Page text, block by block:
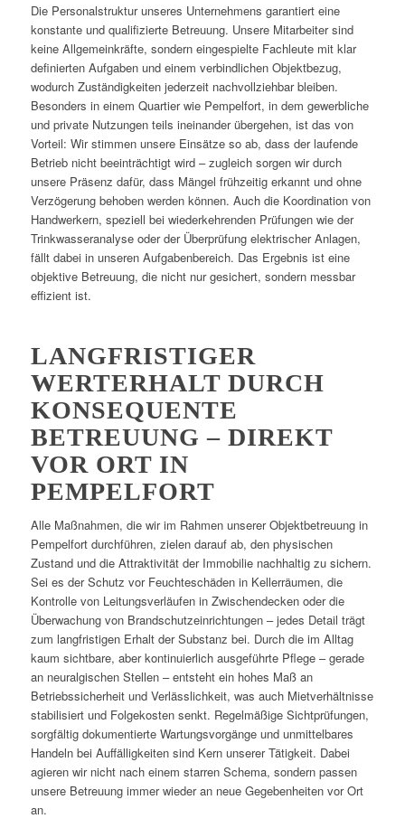
Die Personalstruktur unseres Unternehmens garantiert eine
konstante und qualifizierte Betreuung. Unsere Mitarbeiter sind
keine Allgemeinkräfte, sondern eingespielte Fachleute mit klar
definierten Aufgaben und einem verbindlichen Objektbezug,
wodurch Zuständigkeiten jederzeit nachvollziehbar bleiben.
Besonders in einem Quartier wie Pempelfort, in dem gewerbliche
und private Nutzungen teils ineinander übergehen, ist das von
Vorteil: Wir stimmen unsere Einsätze so ab, dass der laufende
Betrieb nicht beeinträchtigt wird – zugleich sorgen wir durch
unsere Präsenz dafür, dass Mängel frühzeitig erkannt und ohne
Verzögerung behoben werden können. Auch die Koordination von
Handwerkern, speziell bei wiederkehrenden Prüfungen wie der
Trinkwasseranalyse oder der Überprüfung elektrischer Anlagen,
fällt dabei in unseren Aufgabenbereich. Das Ergebnis ist eine
objektive Betreuung, die nicht nur gesichert, sondern messbar
effizient ist.
LANGFRISTIGER
WERTERHALT DURCH
KONSEQUENTE
BETREUUNG – DIREKT
VOR ORT IN
PEMPELFORT
Alle Maßnahmen, die wir im Rahmen unserer Objektbetreuung in
Pempelfort durchführen, zielen darauf ab, den physischen
Zustand und die Attraktivität der Immobilie nachhaltig zu sichern.
Sei es der Schutz vor Feuchteschäden in Kellerräumen, die
Kontrolle von Leitungsverläufen in Zwischendecken oder die
Überwachung von Brandschutzeinrichtungen – jedes Detail trägt
zum langfristigen Erhalt der Substanz bei. Durch die im Alltag
kaum sichtbare, aber kontinuierlich ausgeführte Pflege – gerade
an neuralgischen Stellen – entsteht ein hohes Maß an
Betriebssicherheit und Verlässlichkeit, was auch Mietverhältnisse
stabilisiert und Folgekosten senkt. Regelmäßige Sichtprüfungen,
sorgfältig dokumentierte Wartungsvorgänge und unmittelbares
Handeln bei Auffälligkeiten sind Kern unserer Tätigkeit. Dabei
agieren wir nicht nach einem starren Schema, sondern passen
unsere Betreuung immer wieder an neue Gegebenheiten vor Ort
an.